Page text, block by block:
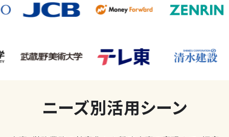
ニーズ別活用シーン